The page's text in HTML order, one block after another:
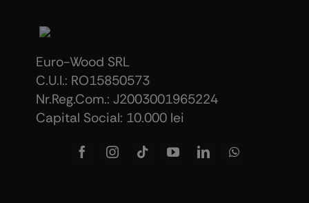
Euro-Wood SRL
C.U.I.: RO15850573
Nr.Reg.Com.: J2003001965224
Capital Social: 10.000 lei